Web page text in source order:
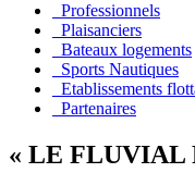
Professionnels
Plaisanciers
Bateaux logements
Sports Nautiques
Etablissements
Partenaires
« LE FLUVIAL